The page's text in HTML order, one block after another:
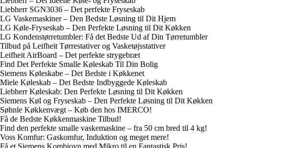
Liebherr SGN3036 – Det perfekte Fryseskab
LG Vaskemaskiner – Den Bedste Løsning til Dit Hjem
LG Køle-Fryseskab – Den Perfekte Løsning til Dit Køkken
LG Kondenstørretumbler: Få det Bedste Ud af Din Tørretumbler
Tilbud på Leifheit Tørrestativer og Vasketøjsstativer
Leifheit AirBoard – Det perfekte strygebræt
Find Det Perfekte Smalle Køleskab Til Din Bolig
Siemens Køleskabe – Det Bedste i Køkkenet
Miele Køleskab – Det Bedste Indbyggede Køleskab
Liebherr Køleskab: Den Perfekte Løsning til Dit Køkken
Siemens Køl og Fryseskab – Den Perfekte Løsning til Dit Køkken
Søhnle Køkkenvægt – Køb den hos IMERCO!
Få de Bedste Køkkenmaskine Tilbud!
Find den perfekte smalle vaskemaskine – fra 50 cm bred til 4 kg!
Voss Komfur: Gaskomfur, Induktion og meget mere!
Få et Siemens Kombiovn med Mikro til en Fantastisk Pris!